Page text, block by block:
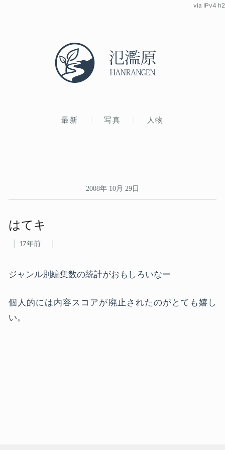
最新 写真 人物
via IPv4 h2
2008年 10月 29日
はてキ
17年前
ジャンル別編集数の統計がおもしろいなー
個人的には内容スコアが廃止されたのがとても嬉し
い。